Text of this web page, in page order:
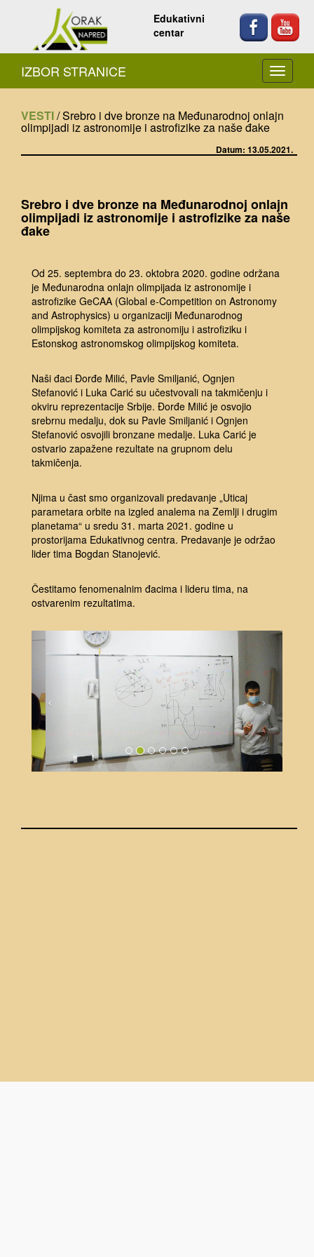
Edukativni
centar
IZBOR STRANICE
VESTI/ Srebro i dve bronze na Međunarodnoj onlajn
olimpijadi iz astronomije i astrofizike za naše đake
Datum: 13.05.2021.
Srebro i dve bronze na Međunarodnoj onlajn
olimpijadi iz astronomije i astrofizike za naše
đake
Od 25. septembra do 23. oktobra 2020. godine održana
je Međunarodna onlajn olimpijada iz astronomije i
astrofizike GeCAA (Global e-Competition on Astronomy
and Astrophysics) u organizaciji Međunarodnog
olimpijskog komiteta za astronomiju i astrofiziku i
Estonskog astronomskog olimpijskog komiteta.
Naši đaci Đorđe Milić, Pavle Smiljanić, Ognjen
Stefanović i Luka Carić su učestvovali na takmičenju i
okviru reprezentacije Srbije. Đorđe Milić je osvojio
srebrnu medalju, dok su Pavle Smiljanić i Ognjen
Stefanović osvojili bronzane medalje. Luka Carić je
ostvario zapažene rezultate na grupnom delu
takmičenja.
Njima u čast smo organizovali predavanje „Uticaj
parametara orbite na izgled analema na Zemlji i drugim
planetama“ u sredu 31. marta 2021. godine u
prostorijama Edukativnog centra. Predavanje je održao
lider tima Bogdan Stanojević.
Čestitamo fenomenalnim đacima i lideru tima, na
ostvarenim rezultatima.